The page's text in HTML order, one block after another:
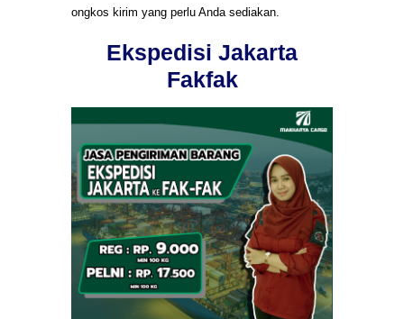
ongkos kirim yang perlu Anda sediakan.
Ekspedisi Jakarta
Fakfak